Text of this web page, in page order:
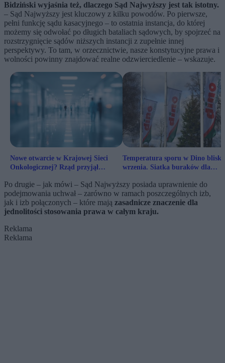
Bidziński wyjaśnia też, dlaczego Sąd Najwyższy jest tak istotny.
– Sąd Najwyższy jest kluczowy z kilku powodów. Po pierwsze,
pełni funkcję sądu kasacyjnego – to ostatnia instancja, do której
możemy się odwołać po długich bataliach sądowych, by spojrzeć na
rozstrzygnięcie sądów niższych instancji z zupełnie innej
perspektywy. To tam, w orzecznictwie, nasze konstytucyjne prawa i
wolności powinny znajdować realne odzwierciedlenie – wskazuje.
Nowe otwarcie w Krajowej Sieci
Onkologicznej? Rząd przyjął
Temperatura sporu w Dino bliska
wrzenia. Siatka buraków dla
Po drugie – jak mówi – Sąd Najwyższy posiada uprawnienie do
podejmowania uchwał – zarówno w ramach poszczególnych izb,
jak i izb połączonych – które mają zasadnicze znaczenie dla
jednolitości stosowania prawa w całym kraju.
Reklama
Reklama